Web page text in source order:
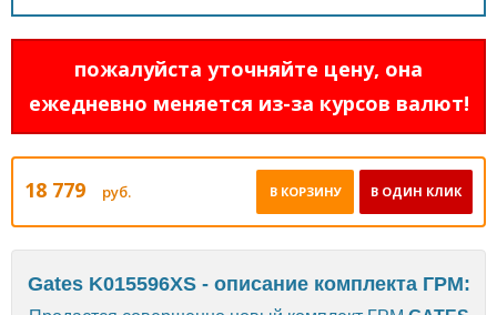
пожалуйста уточняйте цену, она
ежедневно меняется из-за курсов валют!
18 779 руб. В ОДИН КЛИК
В КОРЗИНУ
Gates K015596XS - описание комплекта ГРМ: